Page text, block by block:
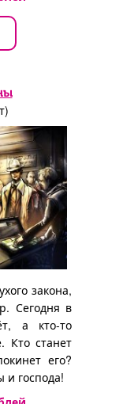
закона,
Сегодня в
а кто-то
Кто станет
его?
и господа!